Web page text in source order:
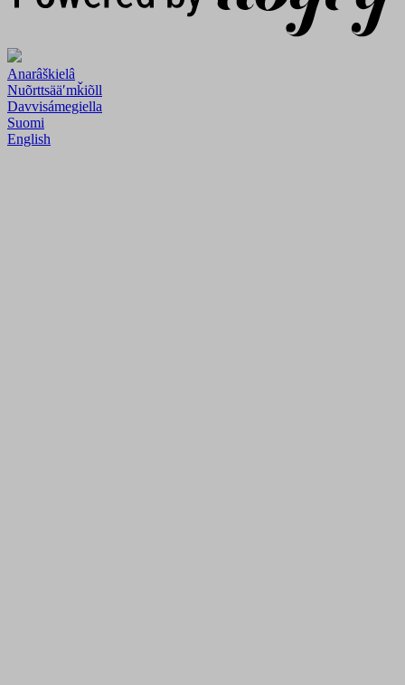
Anarâškielâ
Nuõrttsääʹmǩiõll
Davvisámegiella
Suomi
English